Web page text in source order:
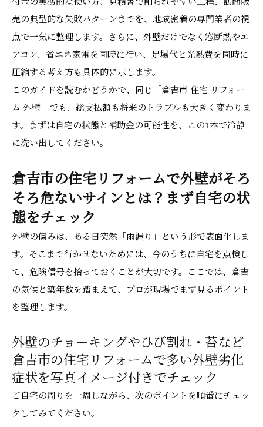
売の典型的な失敗パターンまでを、地域密着の専門業者の視
点で一気に整理します。さらに、外壁だけでなく窓断熱やエ
アコン、省エネ家電を同時に行い、足場代と光熱費を同時に
圧縮する考え方も具体的に示します。
このガイドを読むかどうかで、同じ「倉吉市 住宅 リフォー
ム 外壁」でも、総支払額も将来のトラブルも大きく変わりま
す。まずは自宅の状態と補助金の可能性を、この1本で冷静
に洗い出してください。
倉吉市の住宅リフォームで外壁がそろ
そろ危ないサインとは？まず自宅の状
態をチェック
外壁の傷みは、ある日突然「雨漏り」という形で表面化しま
す。そこまで行かせないためには、今のうちに自宅を点検し
て、危険信号を拾っておくことが大切です。ここでは、倉吉
の気候と築年数を踏まえて、プロが現場でまず見るポイント
を整理します。
外壁のチョーキングやひび割れ・苔など
倉吉市の住宅リフォームで多い外壁劣化
症状を写真イメージ付きでチェック
ご自宅の周りを一周しながら、次のポイントを順番にチェッ
クしてみてください。